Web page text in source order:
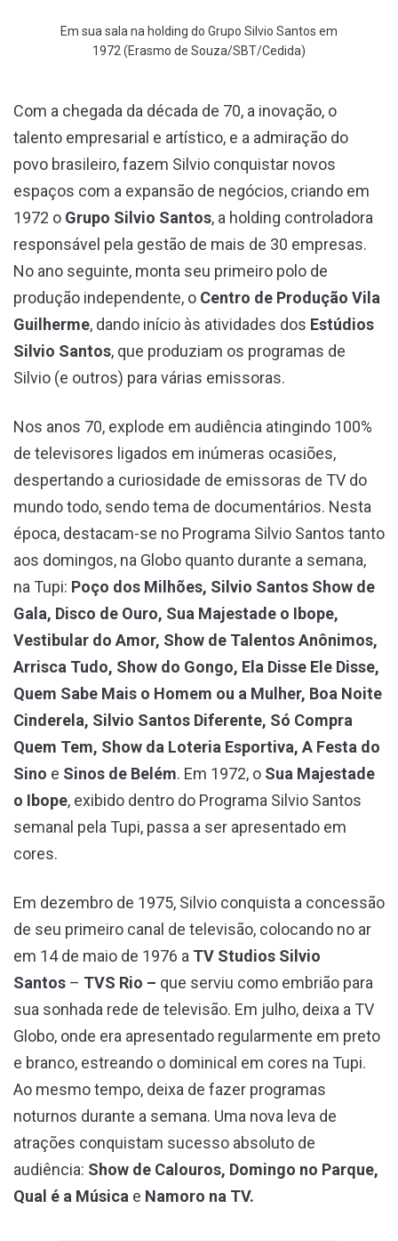
Em sua sala na holding do Grupo Silvio Santos em
1972 (Erasmo de Souza/SBT/Cedida)
Com a chegada da década de 70, a inovação, o
talento empresarial e artístico, e a admiração do
povo brasileiro, fazem Silvio conquistar novos
espaços com a expansão de negócios, criando em
1972 o Grupo Silvio Santos, a holding controladora
responsável pela gestão de mais de 30 empresas.
No ano seguinte, monta seu primeiro polo de
produção independente, o Centro de Produção Vila
Guilherme, dando início às atividades dos Estúdios
Silvio Santos, que produziam os programas de
Silvio (e outros) para várias emissoras.
Nos anos 70, explode em audiência atingindo 100%
de televisores ligados em inúmeras ocasiões,
despertando a curiosidade de emissoras de TV do
mundo todo, sendo tema de documentários. Nesta
época, destacam-se no Programa Silvio Santos tanto
aos domingos, na Globo quanto durante a semana,
na Tupi: Poço dos Milhões, Silvio Santos Show de
Gala, Disco de Ouro, Sua Majestade o Ibope,
Vestibular do Amor, Show de Talentos Anônimos,
Arrisca Tudo, Show do Gongo, Ela Disse Ele Disse,
Quem Sabe Mais o Homem ou a Mulher, Boa Noite
Cinderela, Silvio Santos Diferente, Só Compra
Quem Tem, Show da Loteria Esportiva, A Festa do
Sino e Sinos de Belém. Em 1972, o Sua Majestade
o Ibope, exibido dentro do Programa Silvio Santos
semanal pela Tupi, passa a ser apresentado em
cores.
Em dezembro de 1975, Silvio conquista a concessão
de seu primeiro canal de televisão, colocando no ar
em 14 de maio de 1976 a TV Studios Silvio
Santos – TVS Rio – que serviu como embrião para
sua sonhada rede de televisão. Em julho, deixa a TV
Globo, onde era apresentado regularmente em preto
e branco, estreando o dominical em cores na Tupi.
Ao mesmo tempo, deixa de fazer programas
noturnos durante a semana. Uma nova leva de
atrações conquistam sucesso absoluto de
audiência: Show de Calouros, Domingo no Parque,
Qual é a Música e Namoro na TV.